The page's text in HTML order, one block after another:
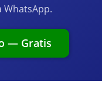
— Gratis